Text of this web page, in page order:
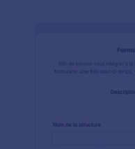
et l'instantané sera